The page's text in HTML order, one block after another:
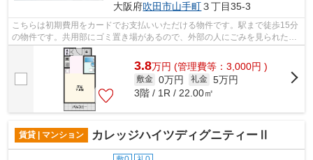
大阪府吹田市山手町３丁目35-3
こちらは初期費用をカードでお支払いいただける物件です。駅まで徒歩15分
の物件です。共用部にゴミ置き場があるので、外部の人にごみを見られたり
持っていかれるリスクが低くなります...
3.8万円 (管理費等：3,000円 )
敷金 0万円 礼金 5万円
3階 / 1R / 22.00㎡
賃貸 | マンション カレッジハイツディグニティーⅡ